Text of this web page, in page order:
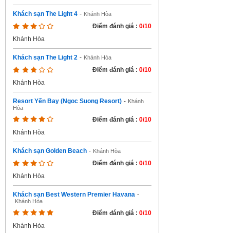
Khách sạn The Light 4 - Khánh Hòa
Điểm đánh giá : 0/10
Khánh Hòa
Khách sạn The Light 2 - Khánh Hòa
Điểm đánh giá : 0/10
Khánh Hòa
Resort Yến Bay (Ngoc Suong Resort) - Khánh
Hòa
Điểm đánh giá : 0/10
Khánh Hòa
Khách sạn Golden Beach - Khánh Hòa
Điểm đánh giá : 0/10
Khánh Hòa
Khách sạn Best Western Premier Havana -
Khánh Hòa
Điểm đánh giá : 0/10
Khánh Hòa